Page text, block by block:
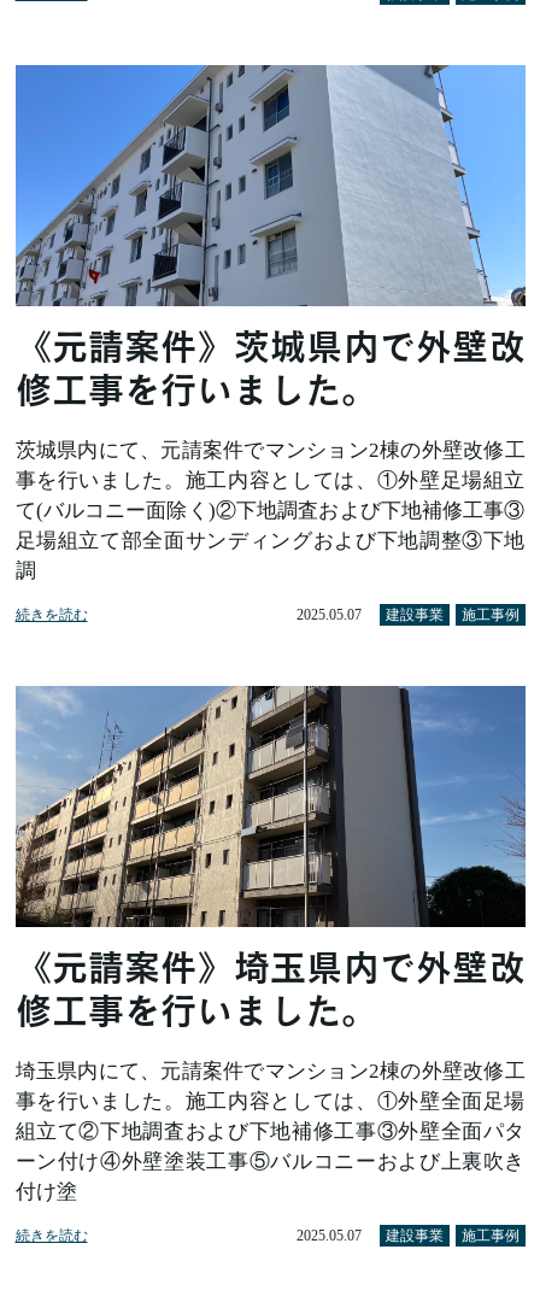
《元請案件》茨城県内で外壁改
修工事を行いました。
茨城県内にて、元請案件でマンション2棟の外壁改修工
事を行いました。施工内容としては、①外壁足場組立
て(バルコニー面除く)②下地調査および下地補修工事③
足場組立て部全面サンディングおよび下地調整③下地
調
続きを読む 2025.05.07 建設事業 施工事例
《元請案件》埼玉県内で外壁改
修工事を行いました。
埼玉県内にて、元請案件でマンション2棟の外壁改修工
事を行いました。施工内容としては、①外壁全面足場
組立て②下地調査および下地補修工事③外壁全面パタ
ーン付け④外壁塗装工事⑤バルコニーおよび上裏吹き
付け塗
続きを読む 2025.05.07 建設事業 施工事例